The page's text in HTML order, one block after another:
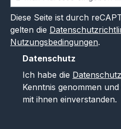
Diese Seite ist durch
gelten die
Nutzungsbedingungen.
Datenschutz
Ich habe die
Kenntnis genommen und
mit ihnen einverstanden.